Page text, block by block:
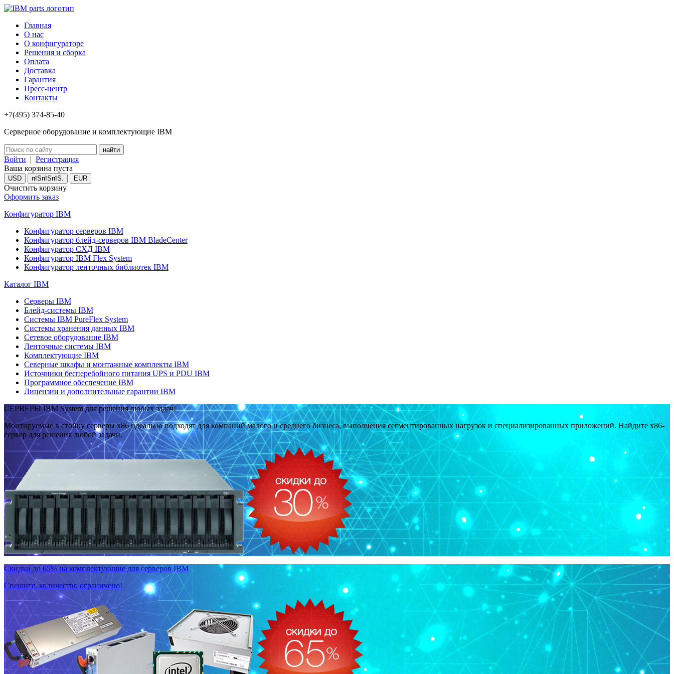
Главная
О нас
О конфигураторе
Решения и сборка
Оплата
Доставка
Гарантия
Пресс-центр
Контакты
+7(495) 374-85-40
Серверное оборудование и комплектующие IBM
Войти | Регистрация
Ваша корзина пуста
USD пїЅпїЅпїЅ. EUR
Очистить корзину
Оформить заказ
Конфигуратор IBM
Конфигуратор серверов IBM
Конфигуратор блейд-серверов IBM BladeCenter
Конфигуратор СХД IBM
Конфигуратор IBM Flex System
Конфигуратор ленточных библиотек IBM
Каталог IBM
Серверы IBM
Блейд-системы IBM
Системы IBM PureFlex System
Системы хранения данных IBM
Сетевое оборудование IBM
Ленточные системы IBM
Комплектующие IBM
Северные шкафы и монтажные комплекты IBM
Источники бесперебойного питания UPS и PDU IBM
Программное обеспечение IBM
Лицензии и дополнительные гарантии IBM
СЕРВЕРЫ IBM System для решения любых задач!
Монтируемые в стойку серверы x86 идеально подходят для компаний малого и среднего бизнеса, выполнения сегментированных нагрузок и специализированных приложений. Найдите x86-
сервер для решения любой задачи.
Скидки до 65% на комплектующие для серверов IBM
Спешите, количество ограничено!